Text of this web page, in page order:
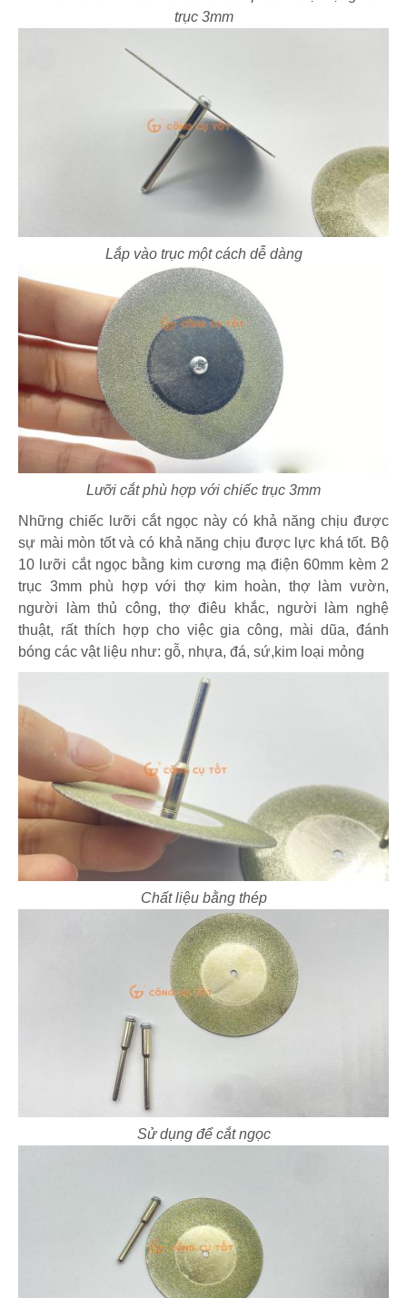
trục 3mm
Lắp vào trục một cách dễ dàng
Lưỡi cắt phù hợp với chiếc trục 3mm
Những chiếc lưỡi cắt ngọc này có khả năng chịu được
sự mài mòn tốt và có khả năng chịu được lực khá tốt. Bộ
10 lưỡi cắt ngọc bằng kim cương mạ điện 60mm kèm 2
trục 3mm phù hợp với thợ kim hoàn, thợ làm vườn,
người làm thủ công, thợ điêu khắc, người làm nghệ
thuật, rất thích hợp cho việc gia công, mài dũa, đánh
bóng các vật liệu như: gỗ, nhựa, đá, sứ,kim loại mỏng
Chất liệu bằng thép
Sử dụng để cắt ngọc